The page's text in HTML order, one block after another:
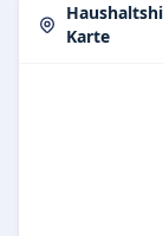
Karte